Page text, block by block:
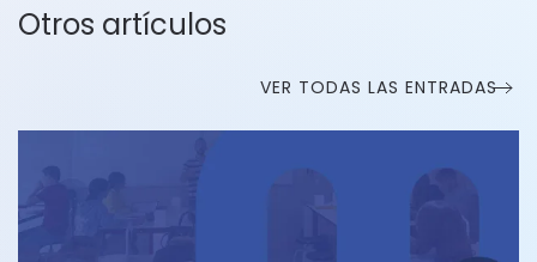
Otros artículos
VER TODAS LAS ENTRADAS